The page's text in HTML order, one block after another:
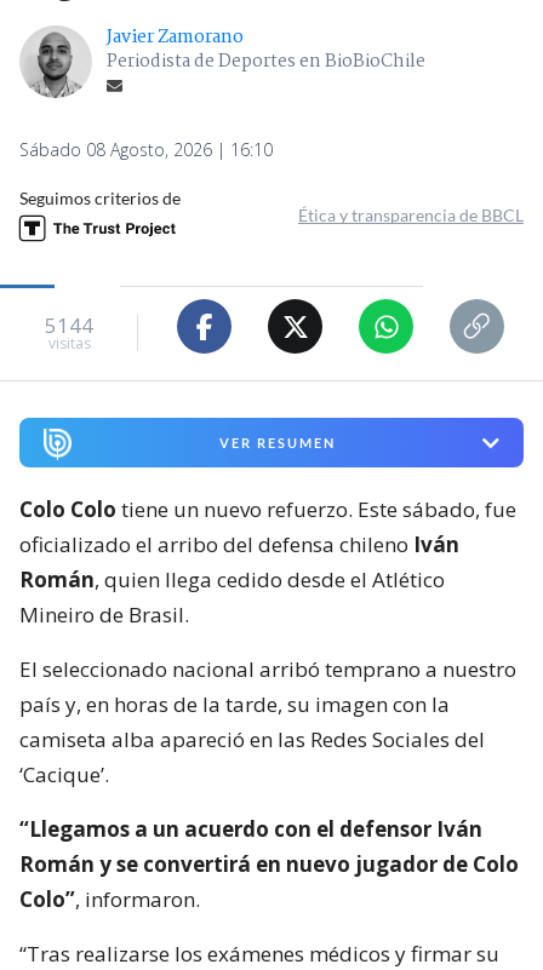
Javier Zamorano
Periodista de Deportes en BioBioChile
Sábado 08 Agosto, 2026 | 16:10
Seguimos criterios de
Ética y transparencia de BBCL
5144
visitas
VER RESUMEN
Colo Colo tiene un nuevo refuerzo. Este sábado, fue
oficializado el arribo del defensa chileno Iván
Román, quien llega cedido desde el Atlético
Mineiro de Brasil.
El seleccionado nacional arribó temprano a nuestro
país y, en horas de la tarde, su imagen con la
camiseta alba apareció en las Redes Sociales del
‘Cacique’.
“Llegamos a un acuerdo con el defensor Iván
Román y se convertirá en nuevo jugador de Colo
Colo”, informaron.
“Tras realizarse los exámenes médicos y firmar su